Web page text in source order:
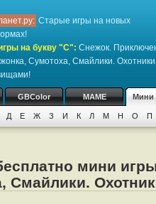
Старые игры на новых
на букву "С": Снежок.
Сумотоха, Смайлики.
GBColor MAME Мини
Д Е Ж З И К Л М Н О П
мини
Смайлики.